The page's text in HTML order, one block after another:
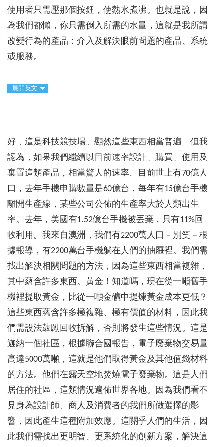
使用者只需壓那個按鈕，使熱水煮沸。也就是說，因
為我們都懶，你只需倒入所需的水量，這就是我所謂
改變行為的產品：介入及解決眼前問題的產品、系統
或服務。
展開英文
好，這是科技競技場。顯然這些東西相當普遍，但我
認為，如果我們繼續以目前速率設計、購買、使用及
棄置這類產品，相當驚人的速率。目前世上有70億人
口，去年手機申購數量是60億台，每年有15億台手機
離開生產線，某些公司公佈的生產率大於人類出生
率。去年，美國有1.52億台手機被丟棄，只有11%回
收利用。我來自澳洲，我們有2200萬人口－別笑－根
據報導，有2200萬台手機躺在人們的抽屜裡。我們需
找出解決相關問題的方法，因為這些東西相當複雜，
其中蘊含許多東西。黃金！知道嗎，現在從一噸舊手
機裡提取黃金，比從一噸金礦中提煉黃金成本更低？
這些東西蘊含許多極複雜、極有價值的材料，因此我
們需設法鼓勵回收拆解，否則將發生這些情況。這是
迦納一個社區，根據聯合國報告，電子廢棄物交易量
高達5000萬噸，這就是他們取得黃金及其他值錢材料
的方法。他們在露天空地焚燒電子廢棄物。這是人們
居住的社區，這類情況遍佈世界各地。因為我們看不
見身為設計師、商人及消費者的我們所做選擇的影
響，因此產生這種附加效應。這關乎人們的生活，因
此我們需找出更明智、更系統化的創新方案，解決這